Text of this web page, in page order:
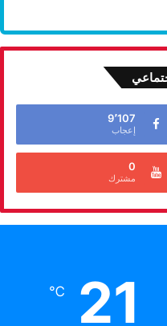
9٬107
إعجاب
0
مشترك
21
℃